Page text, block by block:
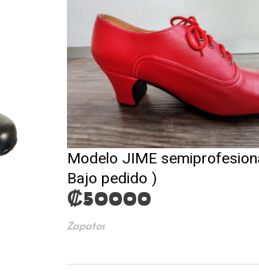
Modelo JIME
Bajo pedido )
₡50000
Zapatos